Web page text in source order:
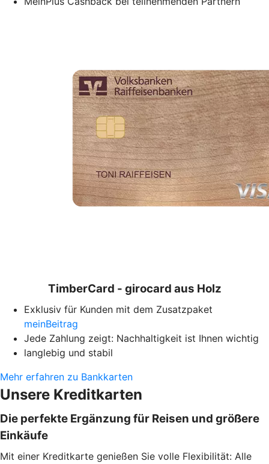
TimberCard - girocard aus Holz
Exklusiv für Kunden mit dem Zusatzpaket
meinBeitrag
Jede Zahlung zeigt: Nachhaltigkeit ist Ihnen wichtig
langlebig und stabil
Mehr erfahren zu Bankkarten
Unsere Kreditkarten
Die perfekte Ergänzung für Reisen und größere
Einkäufe
Mit einer Kreditkarte genießen Sie volle Flexibilität: Alle